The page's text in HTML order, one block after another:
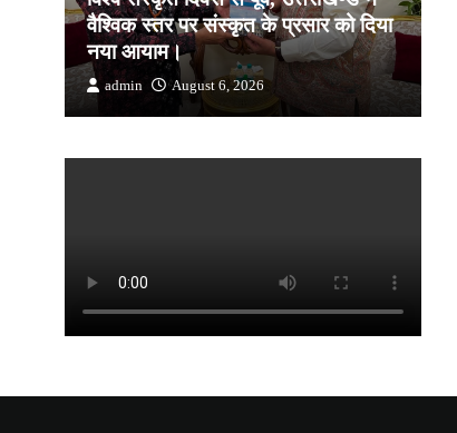
वैश्विक स्तर पर संस्कृत के प्रसार को दिया
नया आयाम।
admin August 6, 2026